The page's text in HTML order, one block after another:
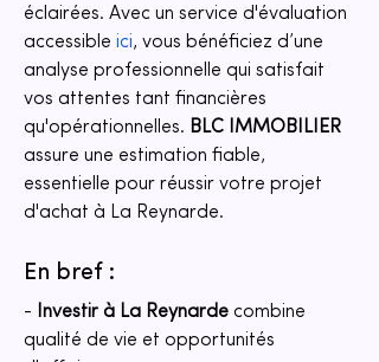
éclairées. Avec un service d'évaluation
accessible ici, vous bénéficiez d’une
analyse professionnelle qui satisfait
vos attentes tant financières
qu'opérationnelles. BLC IMMOBILIER
assure une estimation fiable,
essentielle pour réussir votre projet
d'achat à La Reynarde.
En bref :
- Investir à La Reynarde combine
qualité de vie et opportunités